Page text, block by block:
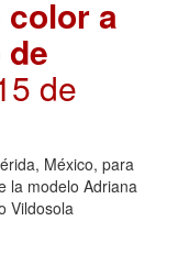
a
de
México, para
la modelo Adriana
Vildosola